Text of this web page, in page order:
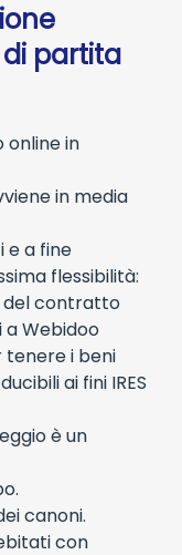
partita
online in
in media
e a fine
flessibilità:
del contratto
Webidoo
tenere i beni
ai fini IRES
è un
canoni.
con